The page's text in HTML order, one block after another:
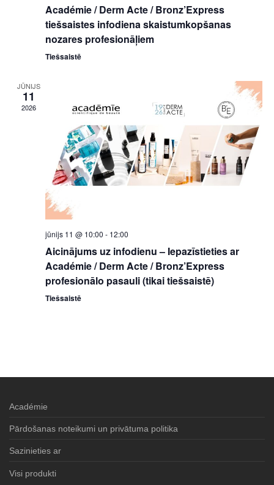
Académie / Derm Acte / Bronz’Express
tiešsaistes infodiena skaistumkopšanas
nozares profesionāļiem
Tiešsaistē
JŪNIJS
11
2026
jūnijs 11 @ 10:00 - 12:00
Aicinājums uz infodienu – Iepazīstieties ar
Académie / Derm Acte / Bronz’Express
profesionālo pasauli (tikai tiešsaistē)
Tiešsaistē
Académie
Pārdošanas noteikumi un privātuma politika
Sazinieties ar
Visi produkti